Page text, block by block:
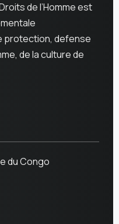
de l’Homme est
protection, defense
de la culture de
du Congo